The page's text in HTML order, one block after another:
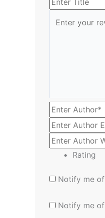
Rating
Notify me
Notify me